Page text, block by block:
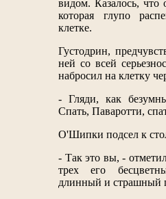
видом. Казалось, что
которая глупо
клетке.
Густодрин,
ней со всей
набросил на клетку
- Гляди, как
Спать, Паваротти,
О'Шипки подсел к
- Так это вы, -
трех его
длинный и страшный